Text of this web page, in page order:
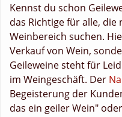
Kennst du schon
das Richtige für alle,
Weinbereich suchen.
Verkauf von Wein,
Geileweine steht für
im Weingeschäft. Der
Begeisterung der
das ein geiler Wein"